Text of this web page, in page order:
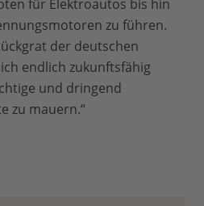
für Elektroautos bis hin
zu führen.
der deutschen
endlich zukunftsfähig
und dringend
zu mauern.“